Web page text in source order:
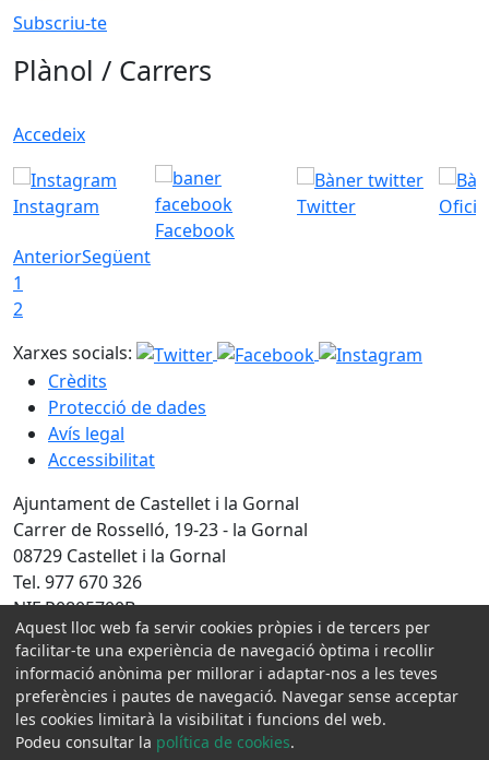
Subscriu-te
Plànol / Carrers
Accedeix
Instagram
Facebook
Twitter
AnteriorSegüent
1
2
Xarxes socials:
Crèdits
Protecció de dades
Avís legal
Accessibilitat
Ajuntament de Castellet i la Gornal
Carrer de Rosselló, 19-23 - la Gornal
08729 Castellet i la Gornal
Tel. 977 670 326
NIF P0805700B
Amb la col·laboració de:
Aquest lloc web fa servir cookies pròpies i de tercers per
facilitar-te una experiència de navegació òptima i recollir
informació anònima per millorar i adaptar-nos a les teves
preferències i pautes de navegació. Navegar sense acceptar
les cookies limitarà la visibilitat i funcions del web.
Podeu consultar la política de cookies.